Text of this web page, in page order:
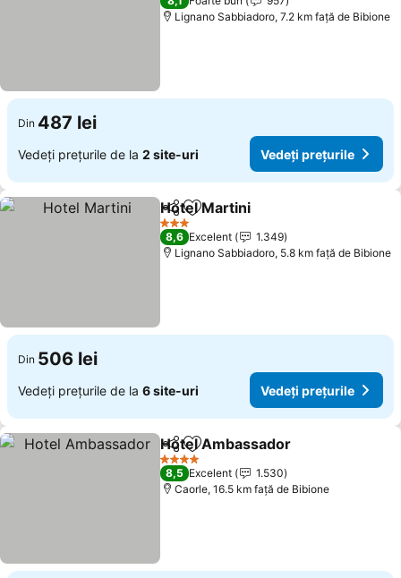
Lignano Sabbiadoro, 7.2 km faţă de Bibione
Din 487 lei
Vedeți prețurile de la 2 site-uri Vedeți prețurile
DistribuițiAdăugaţi la favorite
Hotel Martini
3 Stele
8,6 Excelent
1.349
Lignano Sabbiadoro, 5.8 km faţă de Bibione
Din 506 lei
Vedeți prețurile de la 6 site-uri Vedeți prețurile
DistribuițiAdăugaţi la favorite
Hotel Ambassador
4 Stele
8,5 Excelent
1.530
Caorle, 16.5 km faţă de Bibione